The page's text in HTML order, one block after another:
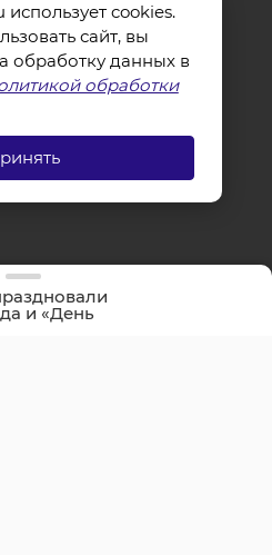
и «День
cookies.
сайт, вы
обработку данных в
обработки